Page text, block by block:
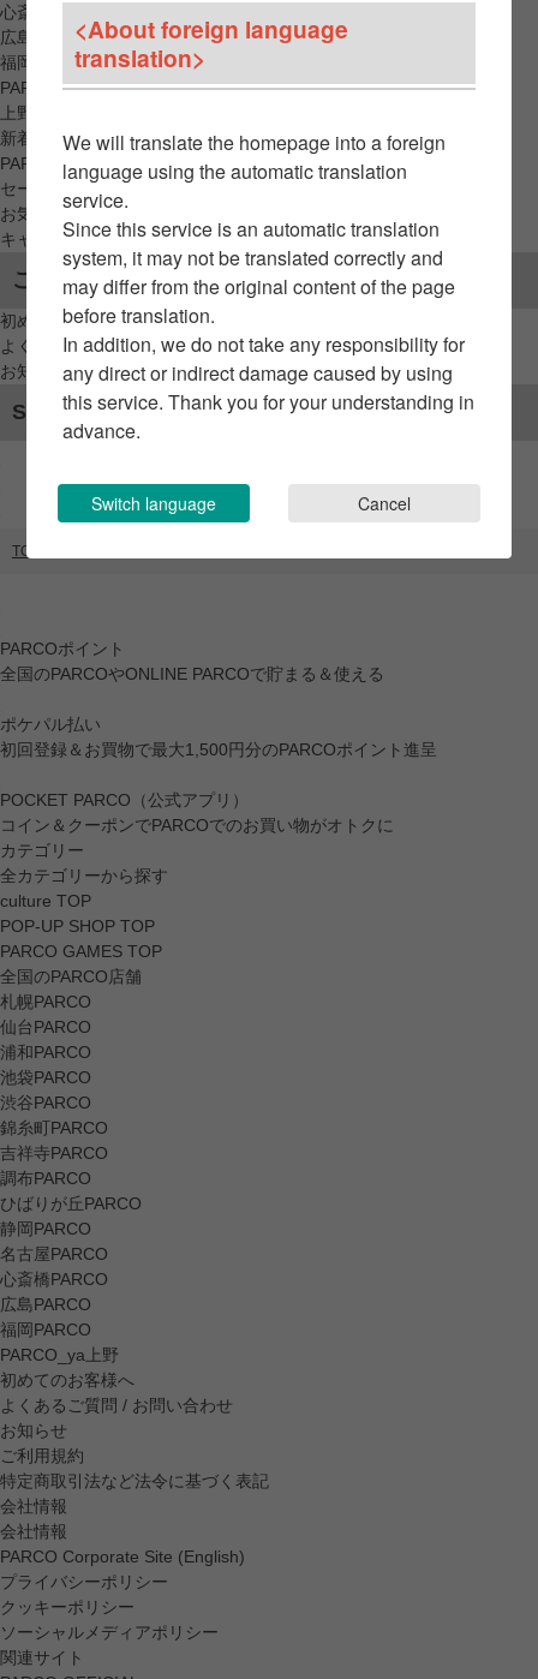
心斎橋PARCO
広島PARCO
福岡PARCO
PARCO_ya
上野
新着アイテムから探す
PARCO限定アイテムから探す
セールアイテムから探す
お気に入りから探す
キャンペーン/クーポン対象から探す
ご利用案内
初めてのお客様へ
よくあるご質問 / お問い合わせ
お知らせ
SNSアカウント
TOP
PARCOポイント
全国のPARCOやONLINE PARCOで貯まる＆使える
ポケパル払い
初回登録＆お買物で最大1,500円分のPARCOポイント進呈
POCKET PARCO（公式アプリ）
コイン＆クーポンでPARCOでのお買い物がオトクに
カテゴリー
全カテゴリーから探す
culture TOP
POP-UP SHOP TOP
PARCO GAMES TOP
全国のPARCO店舗
札幌PARCO
仙台PARCO
浦和PARCO
池袋PARCO
渋谷PARCO
錦糸町PARCO
吉祥寺PARCO
調布PARCO
ひばりが丘PARCO
静岡PARCO
名古屋PARCO
心斎橋PARCO
広島PARCO
福岡PARCO
PARCO_ya上野
初めてのお客様へ
よくあるご質問 / お問い合わせ
お知らせ
ご利用規約
特定商取引法など法令に基づく表記
会社情報
会社情報
PARCO Corporate Site (English)
プライバシーポリシー
クッキーポリシー
ソーシャルメディアポリシー
関連サイト
<About foreign language
translation>
We will translate the homepage into a foreign
language using the automatic translation
service.
Since this service is an automatic translation
system, it may not be translated correctly and
may differ from the original content of the page
before translation.
In addition, we do not take any responsibility for
any direct or indirect damage caused by using
this service. Thank you for your understanding in
advance.
Switch language Cancel